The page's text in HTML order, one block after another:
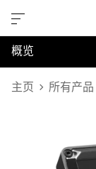
概览
规格
主页 所有产品